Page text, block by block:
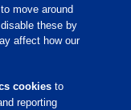
תמיכה
מידע
קריירה
move around
these by
affect how our
cookies to
reporting